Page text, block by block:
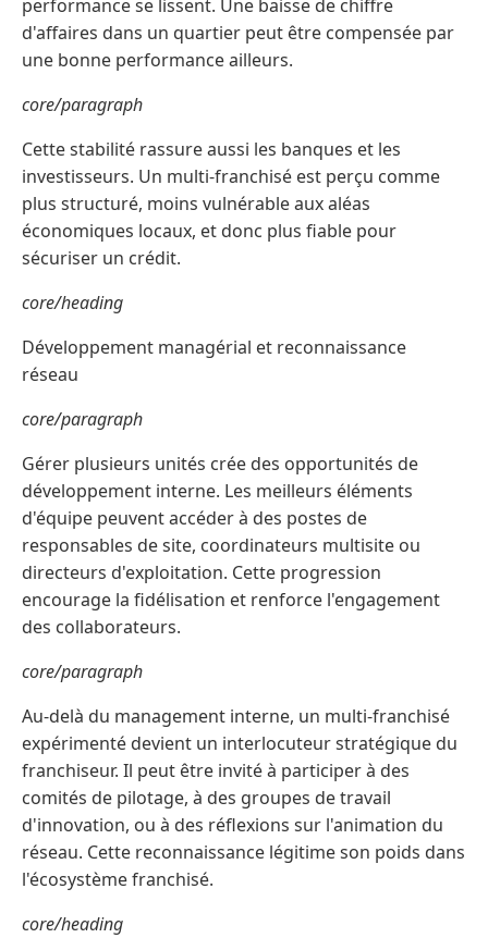
performance se lissent. Une baisse de chiffre
d'affaires dans un quartier peut être compensée par
une bonne performance ailleurs.
core/paragraph
Cette stabilité rassure aussi les banques et les
investisseurs. Un multi-franchisé est perçu comme
plus structuré, moins vulnérable aux aléas
économiques locaux, et donc plus fiable pour
sécuriser un crédit.
core/heading
Développement managérial et reconnaissance
réseau
core/paragraph
Gérer plusieurs unités crée des opportunités de
développement interne. Les meilleurs éléments
d'équipe peuvent accéder à des postes de
responsables de site, coordinateurs multisite ou
directeurs d'exploitation. Cette progression
encourage la fidélisation et renforce l'engagement
des collaborateurs.
core/paragraph
Au-delà du management interne, un multi-franchisé
expérimenté devient un interlocuteur stratégique du
franchiseur. Il peut être invité à participer à des
comités de pilotage, à des groupes de travail
d'innovation, ou à des réflexions sur l'animation du
réseau. Cette reconnaissance légitime son poids dans
l'écosystème franchisé.
core/heading